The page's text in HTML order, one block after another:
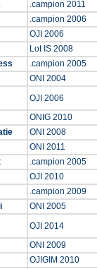
.campion 2011
.campion 2006
OJI 2006
Lot IS 2008
.campion 2005
ONI 2004
OJI 2006
ONIG 2010
ONI 2008
ONI 2011
.campion 2005
OJI 2010
.campion 2009
ONI 2005
OJI 2014
ONI 2009
OJIGIM 2010